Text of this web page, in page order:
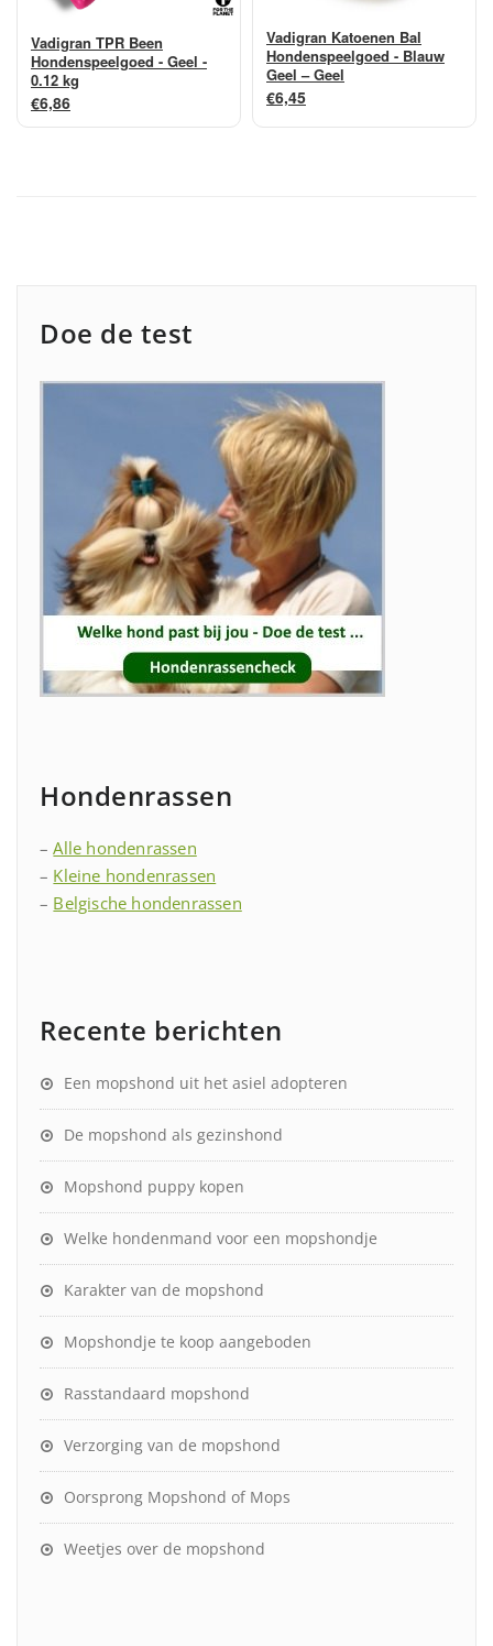
Vadigran TPR Been
Hondenspeelgoed - Geel -
0.12 kg
€6,86
Vadigran Katoenen Bal
Hondenspeelgoed - Blauw
Geel – Geel
€6,45
Doe de test
Hondenrassen
–Alle hondenrassen
– Kleine hondenrassen
– Belgische hondenrassen
Recente berichten
Een mopshond uit het asiel adopteren
De mopshond als gezinshond
Mopshond puppy kopen
Welke hondenmand voor een mopshondje
Karakter van de mopshond
Mopshondje te koop aangeboden
Rasstandaard mopshond
Verzorging van de mopshond
Oorsprong Mopshond of Mops
Weetjes over de mopshond